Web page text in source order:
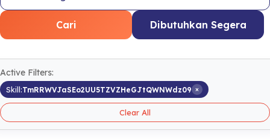
Cari Dibutuhkan Segera
Active Filters:
Skill:TmRRWVJaSEo2UU5TZVZHeGJtQWNWdz09 ×
Clear All